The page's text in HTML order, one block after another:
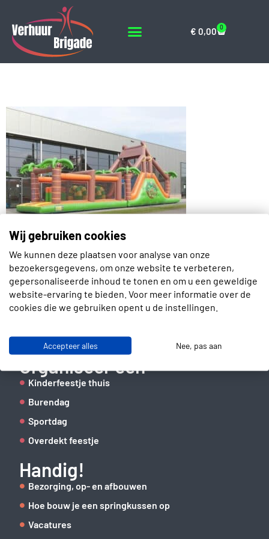
€ 0,00 0
Contact
Slotenmakerstraat 30
2672 GD Naaldwijk
06 41 62 51 40
Organiseer een
Kinderfeestje thuis
Burendag
Sportdag
Overdekt feestje
Handig!
Bezorging, op- en afbouwen
Hoe bouw je een springkussen op
Vacatures
Wij gebruiken cookies
We kunnen deze plaatsen voor analyse van onze
bezoekersgegevens, om onze website te verbeteren,
gepersonaliseerde inhoud te tonen en om u een geweldige
website-ervaring te bieden. Voor meer informatie over de
cookies die we gebruiken opent u de instellingen.
Accepteer alles Nee, pas aan